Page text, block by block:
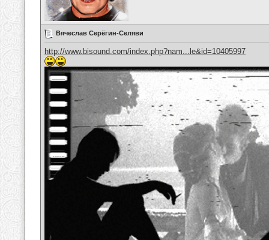
Вячеслав Серёгин-Селяви
http://www.bisound.com/index.php?nam...le&id=10405997